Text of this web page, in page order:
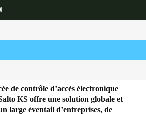
de localisation et de langue
North America Caribbean -
KS
de contrôle d’accès électronique
KS offre une solution globale et
large éventail d’entreprises, de